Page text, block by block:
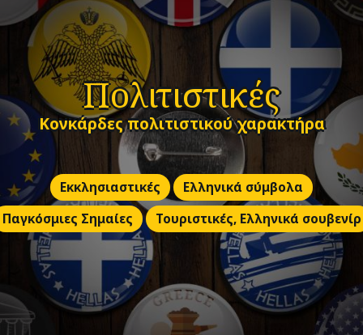
Πολιτιστικές
Κονκάρδες πολιτιστικού χαρακτήρα
Εκκλησιαστικές
Ελληνικά σύμβολα
Παγκόσμιες Σημαίες
Τουριστικές, Ελληνικά σουβενίρ